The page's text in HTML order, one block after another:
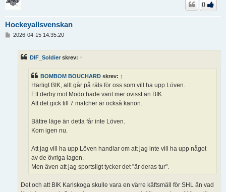
Hockeyallsvenskan
0
2026-04-15 14:35:20
DIF_Soldier skrev: ↑
BOMBOM BOUCHARD skrev: ↑
Härligt BIK, allt går på räls för oss som vill ha upp Löven.
Ett derby mot Modo hade varit mer ovisst än BIK.
Att det gick till 7 matcher är också kanon.
Bättre läge än detta får inte Löven.
Kom igen nu.
Att jag vill ha upp Löven handlar om att jag inte vill ha upp något
av de övriga lagen.
Men även att jag sportsligt tycker det "är deras tur".
Det och att BIK Karlskoga skulle vara en värre käftsmäll för SHL än vad